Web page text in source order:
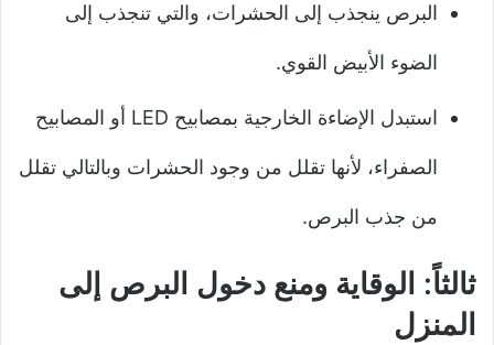
البرص ينجذب إلى الحشرات، والتي تنجذب إلى
الضوء الأبيض القوي.
استبدل الإضاءة الخارجية بمصابيح LED أو المصابيح
الصفراء، لأنها تقلل من وجود الحشرات وبالتالي تقلل
من جذب البرص.
ثالثاً: الوقاية ومنع دخول البرص إلى
المنزل